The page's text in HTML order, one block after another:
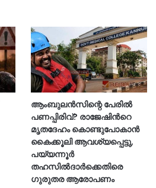
ആംബുലൻസിന്റെ പേരിൽ
പണപ്പിരിവ്? രാജേഷിന്‍റെ
മൃതദേഹം കൊണ്ടുപോകാൻ
കൈക്കൂലി ആവശ്യപ്പെട്ടു,
പയ്യന്നൂർ
തഹസിൽദാർക്കെതിരെ
ഗുരുതര ആരോപണം